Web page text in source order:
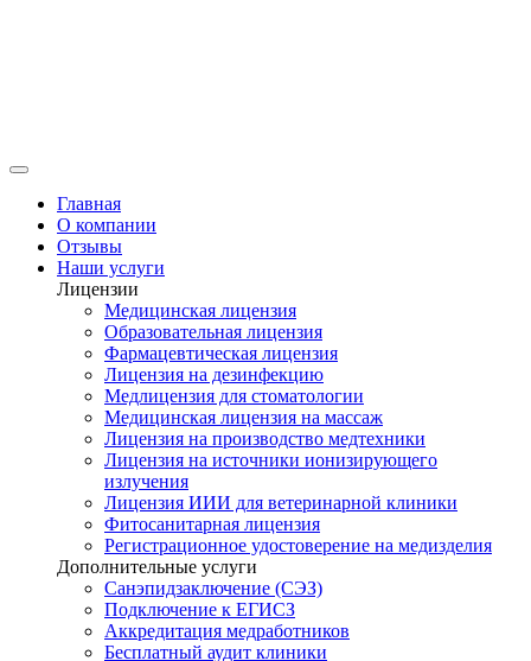
Главная
О компании
Отзывы
Наши услуги
Лицензии
Медицинская лицензия
Образовательная лицензия
Фармацевтическая лицензия
Лицензия на дезинфекцию
Медлицензия для стоматологии
Медицинская лицензия на массаж
Лицензия на производство медтехники
Лицензия на источники ионизирующего
излучения
Лицензия ИИИ для ветеринарной клиники
Фитосанитарная лицензия
Регистрационное удостоверение на медизделия
Дополнительные услуги
Санэпидзаключение (СЭЗ)
Подключение к ЕГИСЗ
Аккредитация медработников
Бесплатный аудит клиники